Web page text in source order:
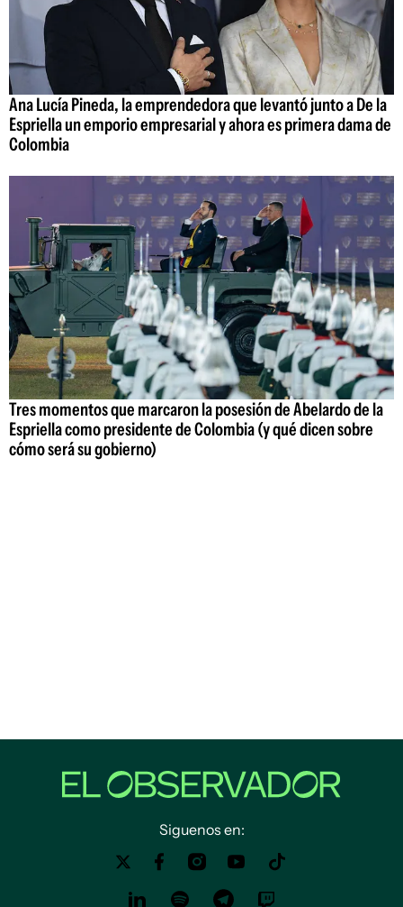
Ana Lucía Pineda, la emprendedora que levantó junto a De la
Espriella un emporio empresarial y ahora es primera dama de
Colombia
Tres momentos que marcaron la posesión de Abelardo de la
Espriella como presidente de Colombia (y qué dicen sobre
cómo será su gobierno)
Siguenos en: